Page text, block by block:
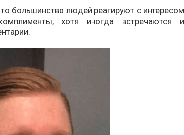
большинство людей реагируют с интересом
хотя иногда встречаются и